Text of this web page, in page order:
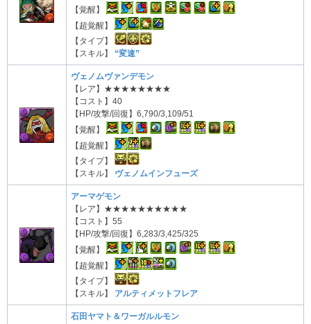
【覚醒】
【超覚醒】
【タイプ】
【スキル】 “変速”
ヴェノムヴァンデモン
【レア】★★★★★★★★
【コスト】40
【HP/攻撃/回復】6,790/3,109/51
【覚醒】
【超覚醒】
【タイプ】
【スキル】 ヴェノムインフューズ
アーマゲモン
【レア】★★★★★★★★★★
【コスト】55
【HP/攻撃/回復】6,283/3,425/325
【覚醒】
【超覚醒】
【タイプ】
【スキル】 アルティメットフレア
石田ヤマト＆ワーガルルモン